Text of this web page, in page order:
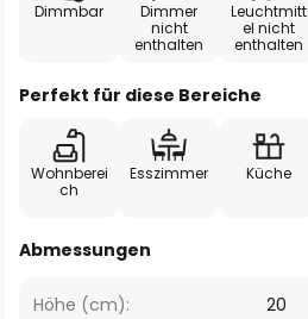
Dimmbar
Dimmer
nicht
enthalten
Leuchtmitt
el nicht
enthalten
Perfekt für diese Bereiche
Wohnberei
ch
Esszimmer Küche
Abmessungen
Höhe (cm):
20